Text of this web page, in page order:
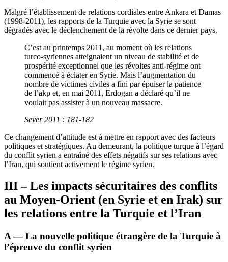
Malgré l’établissement de relations cordiales entre Ankara et Damas
(1998-2011), les rapports de la Turquie avec la Syrie se sont
dégradés avec le déclenchement de la révolte dans ce dernier pays.
C’est au printemps 2011, au moment où les relations
turco-syriennes atteignaient un niveau de stabilité et de
prospérité exceptionnel que les révoltes anti-régime ont
commencé à éclater en Syrie. Mais l’augmentation du
nombre de victimes civiles a fini par épuiser la patience
de l’akp et, en mai 2011, Erdogan a déclaré qu’il ne
voulait pas assister à un nouveau massacre.
Sever 2011 : 181-182
Ce changement d’attitude est à mettre en rapport avec des facteurs
politiques et stratégiques. Au demeurant, la politique turque à l’égard
du conflit syrien a entraîné des effets négatifs sur ses relations avec
l’Iran, qui soutient activement le régime syrien.
III – Les impacts sécuritaires des conflits
au Moyen-Orient (en Syrie et en Irak) sur
les relations entre la Turquie et l’Iran
A — La nouvelle politique étrangère de la Turquie à
l’épreuve du conflit syrien